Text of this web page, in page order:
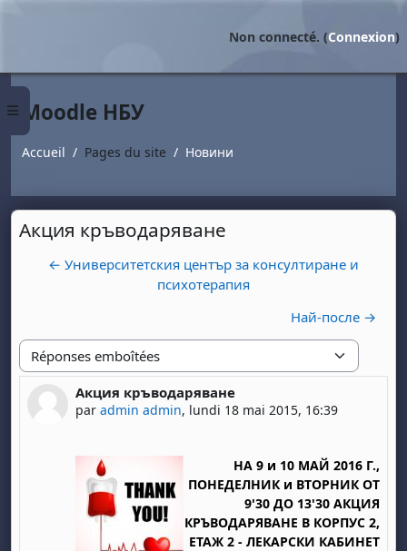
Panneau latéral
Non connecté. (Connexion)
Moodle НБУ
Accueil Pages du site Новини
Акция кръводаряване
← Университетския център за консултиране и
психотерапия
Най-после →
Type d'affichage
Акция кръводаряване
par admin admin, lundi 18 mai 2015, 16:39
Nombre de réponses : 0
НА 9 и 10 МАЙ 2016 Г.,
ПОНЕДЕЛНИК и ВТОРНИК ОТ
9'30 ДО 13'30 АКЦИЯ
КРЪВОДАРЯВАНЕ В КОРПУС 2,
ЕТАЖ 2 - ЛЕКАРСКИ КАБИНЕТ